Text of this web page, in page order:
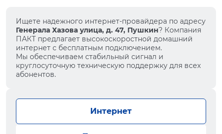
Ищете надежного интернет-провайдера по адресу
Генерала Хазова улица, д. 47, Пушкин? Компания
ПАКТ предлагает высокоскоростной домашний
интернет с бесплатным подключением.
Мы обеспечиваем стабильный сигнал и
круглосуточную техническую поддержку для всех
абонентов.
Интернет